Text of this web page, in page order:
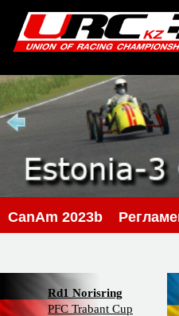
CanAm 2023b
Rd1 Norisring
PFC Trabant Cup